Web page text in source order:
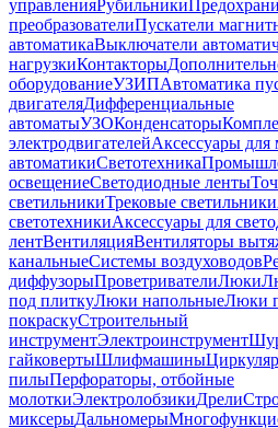
управленияРубильники
преобразователиПускатели
автоматикаВыключатели
нагрузкиКонтакторы
оборудованиеУЗИПАвтоматика
двигателяДифференциальные
автоматыУЗОКонденсаторы
электродвигателейАксессуары для
автоматикиСветотехника
освещениеСветодиодные ленты
светильникиТрековые светильники
светотехникиАксессуары для
лентВентиляцияВентиляторы
канальныеСистемы воздуховодов
диффузорыПроветривателиЛюки
под плиткуЛюки напольныеЛюки
покраскуСтроительный
инструментЭлектроинструмент
гайковертыШлифмашины
пилыПерфораторы, отбойные
молоткиЭлектролобзикиДрели
миксерыДальномеры